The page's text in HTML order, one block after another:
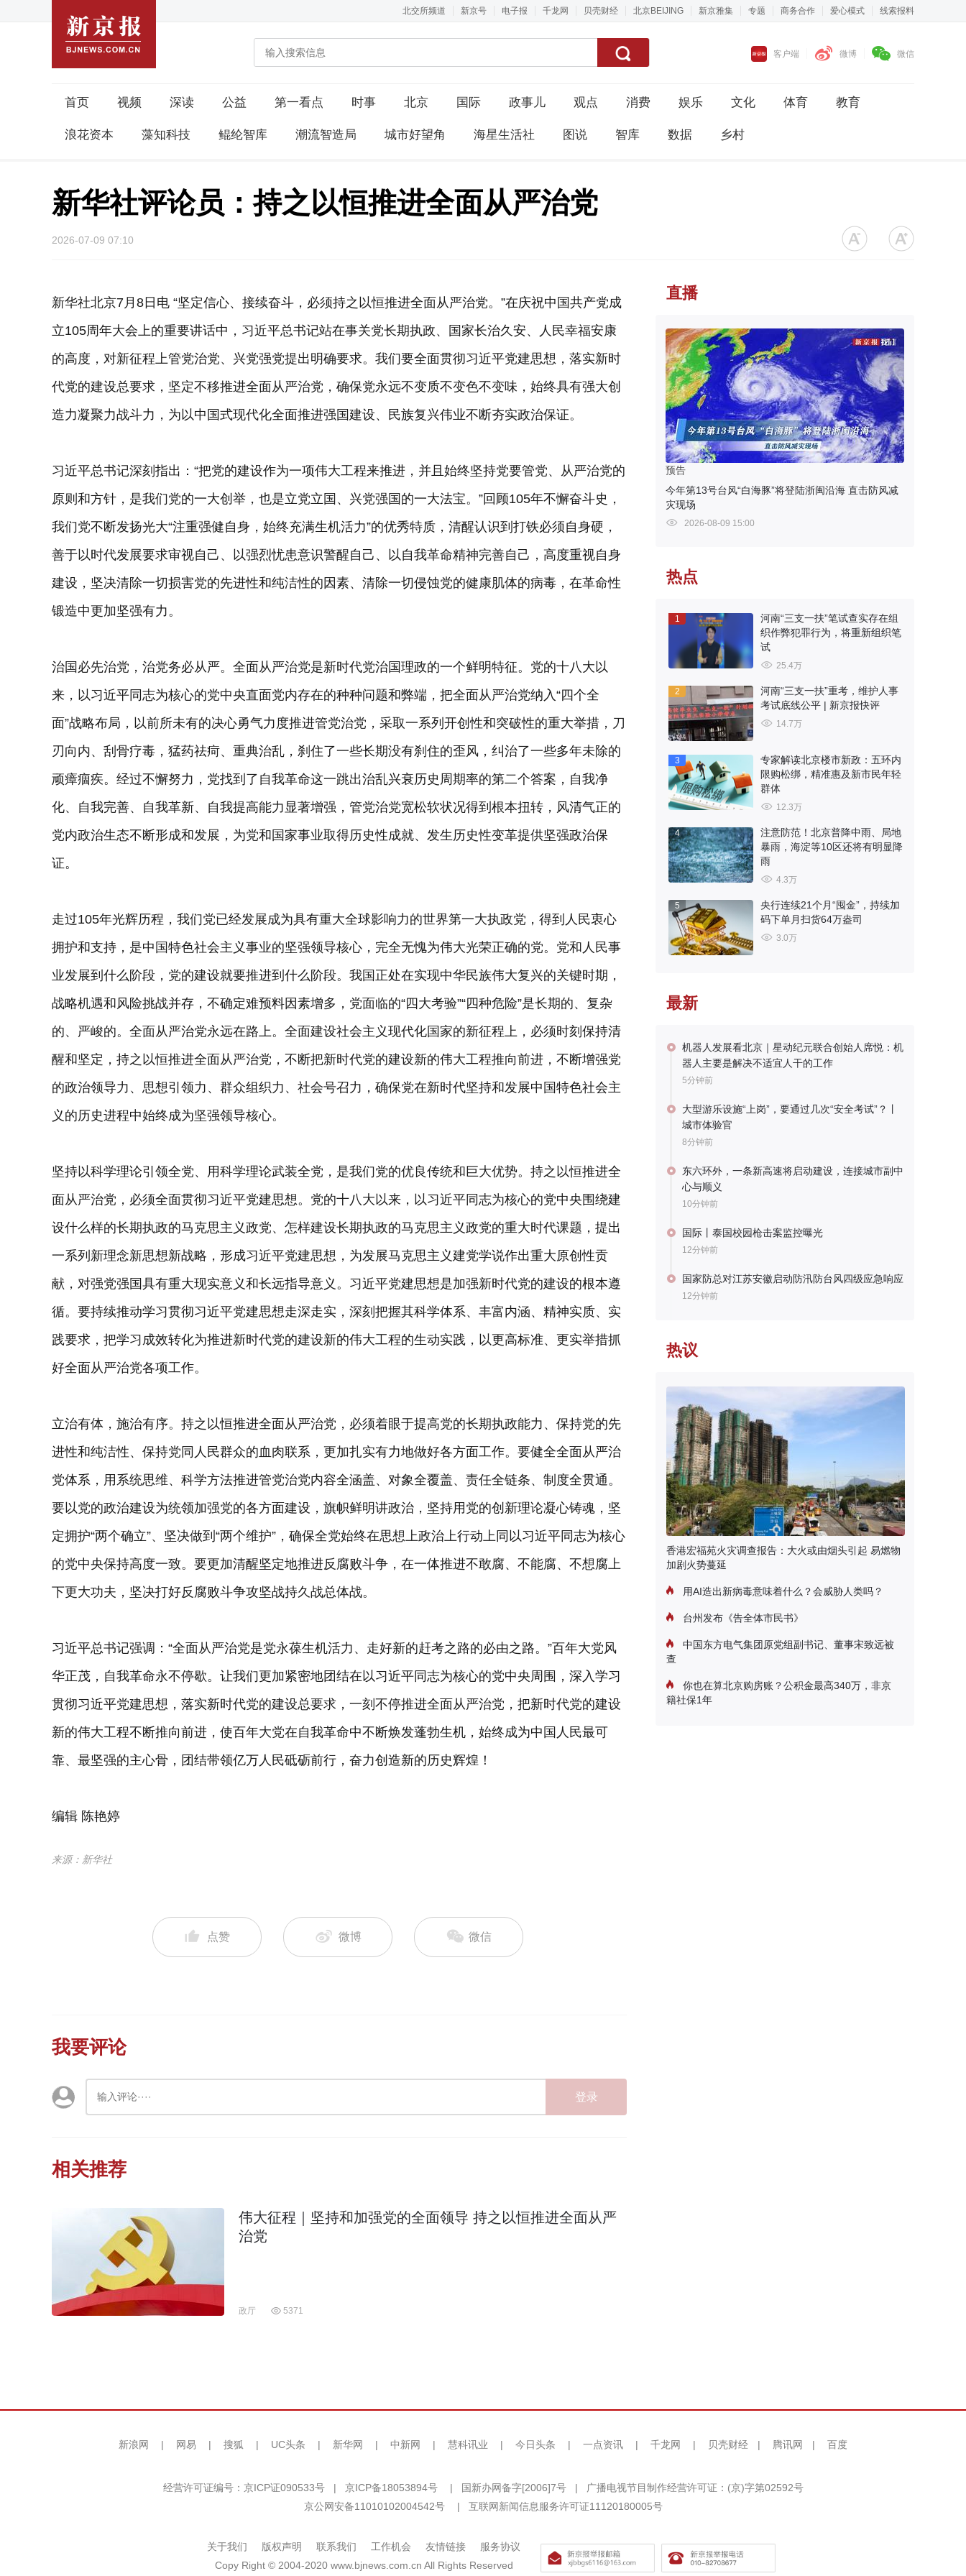
北交所频道 新京号 电子报 千龙网 贝壳财经 北京BEIJING 新京雅集 专题 商务合作 爱心模式 线索报料
客户端 微博 微信
首页 视频 深读 公益 第一看点 时事 北京 国际 政事儿 观点 消费 娱乐 文化 体育 教育
浪花资本 藻知科技 鲲纶智库 潮流智造局 城市好望角 海星生活社 图说 智库 数据 乡村
新华社评论员：持之以恒推进全面从严治党
2026-07-09 07:10
新华社北京7月8日电 “坚定信心、接续奋斗，必须持之以恒推进全面从严治党。”在庆祝中国共产党成
立105周年大会上的重要讲话中，习近平总书记站在事关党长期执政、国家长治久安、人民幸福安康
的高度，对新征程上管党治党、兴党强党提出明确要求。我们要全面贯彻习近平党建思想，落实新时
代党的建设总要求，坚定不移推进全面从严治党，确保党永远不变质不变色不变味，始终具有强大创
造力凝聚力战斗力，为以中国式现代化全面推进强国建设、民族复兴伟业不断夯实政治保证。
习近平总书记深刻指出：“把党的建设作为一项伟大工程来推进，并且始终坚持党要管党、从严治党的
原则和方针，是我们党的一大创举，也是立党立国、兴党强国的一大法宝。”回顾105年不懈奋斗史，
我们党不断发扬光大“注重强健自身，始终充满生机活力”的优秀特质，清醒认识到打铁必须自身硬，
善于以时代发展要求审视自己、以强烈忧患意识警醒自己、以自我革命精神完善自己，高度重视自身
建设，坚决清除一切损害党的先进性和纯洁性的因素、清除一切侵蚀党的健康肌体的病毒，在革命性
锻造中更加坚强有力。
治国必先治党，治党务必从严。全面从严治党是新时代党治国理政的一个鲜明特征。党的十八大以
来，以习近平同志为核心的党中央直面党内存在的种种问题和弊端，把全面从严治党纳入“四个全
面”战略布局，以前所未有的决心勇气力度推进管党治党，采取一系列开创性和突破性的重大举措，刀
刃向内、刮骨疗毒，猛药祛疴、重典治乱，刹住了一些长期没有刹住的歪风，纠治了一些多年未除的
顽瘴痼疾。经过不懈努力，党找到了自我革命这一跳出治乱兴衰历史周期率的第二个答案，自我净
化、自我完善、自我革新、自我提高能力显著增强，管党治党宽松软状况得到根本扭转，风清气正的
党内政治生态不断形成和发展，为党和国家事业取得历史性成就、发生历史性变革提供坚强政治保
证。
走过105年光辉历程，我们党已经发展成为具有重大全球影响力的世界第一大执政党，得到人民衷心
拥护和支持，是中国特色社会主义事业的坚强领导核心，完全无愧为伟大光荣正确的党。党和人民事
业发展到什么阶段，党的建设就要推进到什么阶段。我国正处在实现中华民族伟大复兴的关键时期，
战略机遇和风险挑战并存，不确定难预料因素增多，党面临的“四大考验”“四种危险”是长期的、复杂
的、严峻的。全面从严治党永远在路上。全面建设社会主义现代化国家的新征程上，必须时刻保持清
醒和坚定，持之以恒推进全面从严治党，不断把新时代党的建设新的伟大工程推向前进，不断增强党
的政治领导力、思想引领力、群众组织力、社会号召力，确保党在新时代坚持和发展中国特色社会主
义的历史进程中始终成为坚强领导核心。
坚持以科学理论引领全党、用科学理论武装全党，是我们党的优良传统和巨大优势。持之以恒推进全
面从严治党，必须全面贯彻习近平党建思想。党的十八大以来，以习近平同志为核心的党中央围绕建
设什么样的长期执政的马克思主义政党、怎样建设长期执政的马克思主义政党的重大时代课题，提出
一系列新理念新思想新战略，形成习近平党建思想，为发展马克思主义建党学说作出重大原创性贡
献，对强党强国具有重大现实意义和长远指导意义。习近平党建思想是加强新时代党的建设的根本遵
循。要持续推动学习贯彻习近平党建思想走深走实，深刻把握其科学体系、丰富内涵、精神实质、实
践要求，把学习成效转化为推进新时代党的建设新的伟大工程的生动实践，以更高标准、更实举措抓
好全面从严治党各项工作。
立治有体，施治有序。持之以恒推进全面从严治党，必须着眼于提高党的长期执政能力、保持党的先
进性和纯洁性、保持党同人民群众的血肉联系，更加扎实有力地做好各方面工作。要健全全面从严治
党体系，用系统思维、科学方法推进管党治党内容全涵盖、对象全覆盖、责任全链条、制度全贯通。
要以党的政治建设为统领加强党的各方面建设，旗帜鲜明讲政治，坚持用党的创新理论凝心铸魂，坚
定拥护“两个确立”、坚决做到“两个维护”，确保全党始终在思想上政治上行动上同以习近平同志为核心
的党中央保持高度一致。要更加清醒坚定地推进反腐败斗争，在一体推进不敢腐、不能腐、不想腐上
下更大功夫，坚决打好反腐败斗争攻坚战持久战总体战。
习近平总书记强调：“全面从严治党是党永葆生机活力、走好新的赶考之路的必由之路。”百年大党风
华正茂，自我革命永不停歇。让我们更加紧密地团结在以习近平同志为核心的党中央周围，深入学习
贯彻习近平党建思想，落实新时代党的建设总要求，一刻不停推进全面从严治党，把新时代党的建设
新的伟大工程不断推向前进，使百年大党在自我革命中不断焕发蓬勃生机，始终成为中国人民最可
靠、最坚强的主心骨，团结带领亿万人民砥砺前行，奋力创造新的历史辉煌！
编辑 陈艳婷
来源：新华社
点赞 微博 微信
我要评论
登录
相关推荐
伟大征程｜坚持和加强党的全面领导 持之以恒推进全面从严
治党
政厅 5371
直播
预告
今年第13号台风“白海豚”将登陆浙闽沿海 直击防风减
灾现场
2026-08-09 15:00
热点
1
河南“三支一扶”笔试查实存在组
织作弊犯罪行为，将重新组织笔
试
25.4万
2
河南“三支一扶”重考，维护人事
考试底线公平 | 新京报快评
14.7万
3
专家解读北京楼市新政：五环内
限购松绑，精准惠及新市民年轻
群体
12.3万
4
注意防范！北京普降中雨、局地
暴雨，海淀等10区还将有明显降
雨
4.3万
5
央行连续21个月“囤金”，持续加
码下单月扫货64万盎司
3.0万
最新
机器人发展看北京｜星动纪元联合创始人席悦：机
器人主要是解决不适宜人干的工作
5分钟前
大型游乐设施“上岗”，要通过几次“安全考试”？丨
城市体验官
8分钟前
东六环外，一条新高速将启动建设，连接城市副中
心与顺义
10分钟前
国际丨泰国校园枪击案监控曝光
12分钟前
国家防总对江苏安徽启动防汛防台风四级应急响应
12分钟前
热议
香港宏福苑火灾调查报告：大火或由烟头引起 易燃物
加剧火势蔓延
用AI造出新病毒意味着什么？会威胁人类吗？
台州发布《告全体市民书》
中国东方电气集团原党组副书记、董事宋致远被
查
你也在算北京购房账？公积金最高340万，非京
籍社保1年
新浪网 | 网易 | 搜狐 | UC头条 | 新华网 | 中新网 | 慧科讯业 | 今日头条 | 一点资讯 | 千龙网 | 贝壳财经 | 腾讯网 | 百度
经营许可证编号：京ICP证090533号 | 京ICP备18053894号 | 国新办网备字[2006]7号 |
广播电视节目制作经营许可证：(京)字第02592号
京公网安备11010102004542号
| 互联网新闻信息服务许可证11120180005号
关于我们 版权声明 联系我们 工作机会 友情链接
服务协议
Copy Right © 2004-2020 www.bjnews.com.cn All Rights Reserved